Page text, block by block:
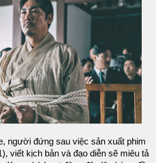
người đứng sau việc sản xuất phim
viết kịch bản và đạo diễn sẽ miêu tả